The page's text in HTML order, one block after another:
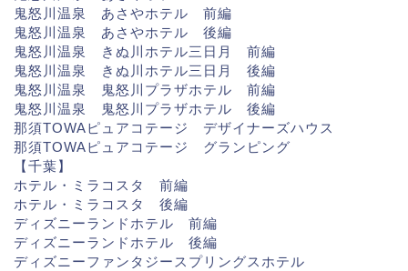
鬼怒川温泉 あさやホテル 前編
鬼怒川温泉 あさやホテル 後編
鬼怒川温泉 きぬ川ホテル三日月 前編
鬼怒川温泉 きぬ川ホテル三日月 後編
鬼怒川温泉 鬼怒川プラザホテル 前編
鬼怒川温泉 鬼怒川プラザホテル 後編
那須TOWAピュアコテージ デザイナーズハウス
那須TOWAピュアコテージ グランピング
【千葉】
ホテル・ミラコスタ 前編
ホテル・ミラコスタ 後編
ディズニーランドホテル 前編
ディズニーランドホテル 後編
ディズニーファンタジースプリングスホテル